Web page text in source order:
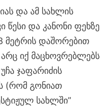
და ამ სახლის
წესი და კანონი ფეხზე
მეტრის დაშორებით
იქ მაცხოვრებლებს
ჯაფარიძის
(რომ გონიათ
სახლში”